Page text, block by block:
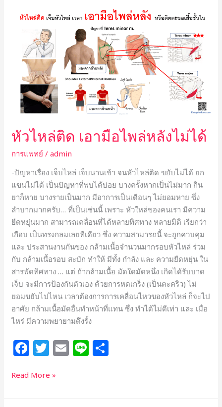
o
o
k
หัวไหล่ติด เอามือไพล่หลังไม่ได้
การแพทย์ /admin
-ปัญหาเรื่อง เจ็บไหล่ เจ็บนานเข้า จนหัวไหล่ติด ขยับไม่ได้ ยก
แขนไม่ได้ เป็นปัญหาที่พบได้บ่อย บางครั้งหากเป็นไม่มาก กิน
ยาก็หาย บางรายเป็นมาก มีอาการเป็นเดือนๆ ไม่ยอมหาย ซึ่ง
ลำบากมากครับ… ที่เป็นเช่นนี้ เพราะ หัวใหล่ของคนเรา มีความ
ยืดหยุ่นมาก สามารถเคลื่อนที่ได้หลายทิศทาง หลายมิติ เรียกว่า
เกือบ เป็นทรงกลมเลยทีเดียว ซึ่ง ความสามารถนี้ จะถูกควบคุม
และ ประสานงานกันของ กล้ามเนื้อจำนวนมากรอบหัวไหล่ ร่วม
กับ กล้ามเนื้อรอบ สะบัก ทำให้ มีทั้ง กำลัง และ ความยืดหยุ่น ใน
สารพัดทิศทาง … แต่ ถ้ากล้ามเนื้อ มัดใดมัดหนึ่ง เกิดได้รับบาด
เจ็บ จะมีการป้องกันตัวเอง ด้วยการหดเกร็ง (เป็นตะคริว) ไม่
ยอมขยับไปไหน เวลาต้องการการเคลื่อนไหวของหัวไหล่ ก็จะไป
อาศัย กล้ามเนื้อมัดอื่นทำหน้าที่แทน ซึ่ง ทำได้ไม่ดีเท่า และ เมื่อ
ไหร่ มีความพยายามดึงรั้ง
F
c
e
T
itt
e
E
l
Li
e
ไหล่
หลัง
Read More »